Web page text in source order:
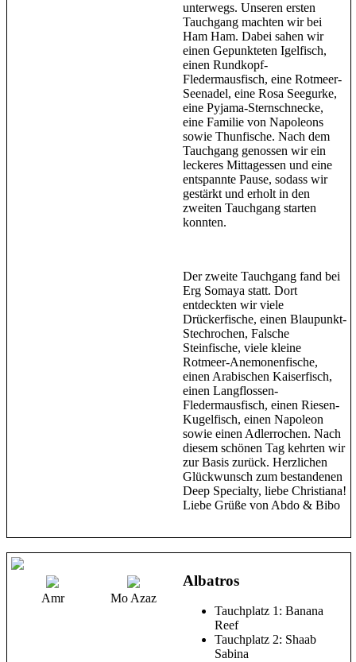
unterwegs. Unseren ersten
Tauchgang machten wir bei
Ham Ham. Dabei sahen wir
einen Gepunkteten Igelfisch,
einen Rundkopf-
Fledermausfisch, eine Rotmeer-
Seenadel, eine Rosa Seegurke,
eine Pyjama-Sternschnecke,
eine Familie von Napoleons
sowie Thunfische. Nach dem
Tauchgang genossen wir ein
leckeres Mittagessen und eine
entspannte Pause, sodass wir
gestärkt und erholt in den
zweiten Tauchgang starten
konnten.
Der zweite Tauchgang fand bei
Erg Somaya statt. Dort
entdeckten wir viele
Drückerfische, einen Blaupunkt-
Stechrochen, Falsche
Steinfische, viele kleine
Rotmeer-Anemonenfische,
einen Arabischen Kaiserfisch,
einen Langflossen-
Fledermausfisch, einen Riesen-
Kugelfisch, einen Napoleon
sowie einen Adlerrochen. Nach
diesem schönen Tag kehrten wir
zur Basis zurück. Herzlichen
Glückwunsch zum bestandenen
Deep Specialty, liebe Christiana!
Liebe Grüße von Abdo & Bibo
Amr Mo Azaz
Albatros
Tauchplatz 1: Banana
Reef
Tauchplatz 2: Shaab
Sabina